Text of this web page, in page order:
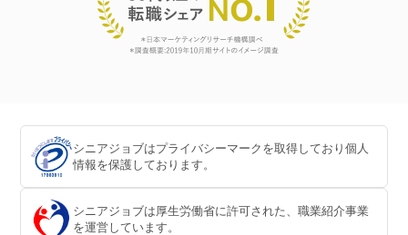
シニアジョブはプライバシーマークを取得しており個人
情報を保護しております。
シニアジョブは厚生労働省に許可された、職業紹介事業
を運営しています。